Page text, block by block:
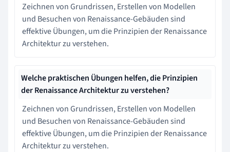
Zeichnen von Grundrissen, Erstellen von Modellen
und Besuchen von Renaissance-Gebäuden sind
effektive Übungen, um die Prinzipien der Renaissance
Architektur zu verstehen.
Welche praktischen Übungen helfen, die Prinzipien
der Renaissance Architektur zu verstehen?
Zeichnen von Grundrissen, Erstellen von Modellen
und Besuchen von Renaissance-Gebäuden sind
effektive Übungen, um die Prinzipien der Renaissance
Architektur zu verstehen.